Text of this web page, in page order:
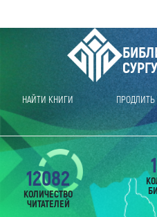
НАЙТИ КНИГИ
12082
КОЛИЧЕСТВО
ЧИТАТЕЛЕЙ